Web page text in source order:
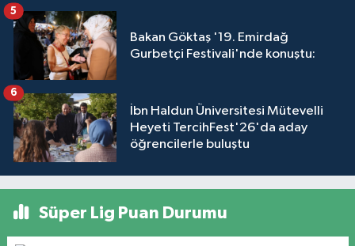
Bakan Göktaş '19. Emirdağ
Gurbetçi Festivali'nde konuştu:
5
İbn Haldun Üniversitesi Mütevelli
Heyeti TercihFest'26'da aday
öğrencilerle buluştu
6
Süper Lig Puan Durumu